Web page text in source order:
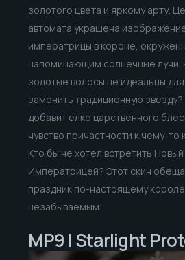
золотого цвета и яркому арту.
автомата украшена
императрицы в короне,
напоминающим солнечные лучи.
золотые волосы не идеальны
заменить традиционную
добавит елке царственного
чувство причастности к чему-то
Кто бы не хотел встретить
Императрицей? Этот скин
праздник по-настоящему
незабываемым!
MP9 | Starlight